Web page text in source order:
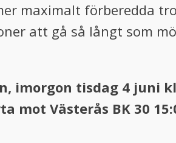
maximalt förberedda
att gå så långt som
imorgon tisdag 4 juni
mot Västerås BK 30